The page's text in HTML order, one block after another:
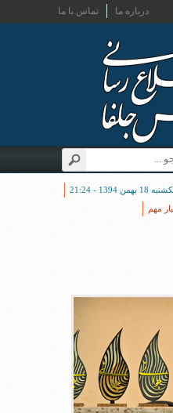
تماس با ما درباره ما
1394 - 21:24
مهم